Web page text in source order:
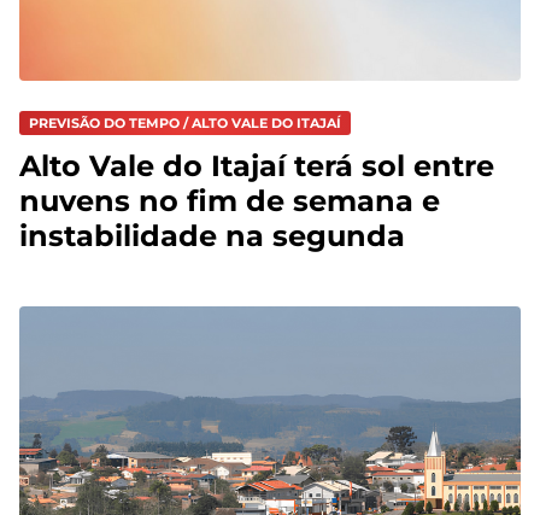
PREVISÃO DO TEMPO / ALTO VALE DO ITAJAÍ
Alto Vale do Itajaí terá sol entre
nuvens no fim de semana e
instabilidade na segunda